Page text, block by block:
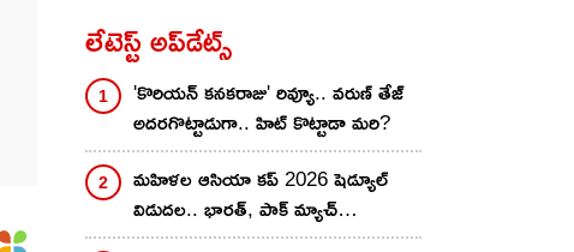
లేటెస్ట్ అప్‌డేట్స్
'కొరియన్ కనకరాజు' రివ్యూ.. వరుణ్ తేజ్
అదరగొట్టాడుగా.. హిట్ కొట్టాడా మరి?
మహిళల ఆసియా కప్ 2026 షెడ్యూల్
విడుద‌ల‌.. భార‌త్, పాక్ మ్యాచ్
ఎప్పుడంటే?